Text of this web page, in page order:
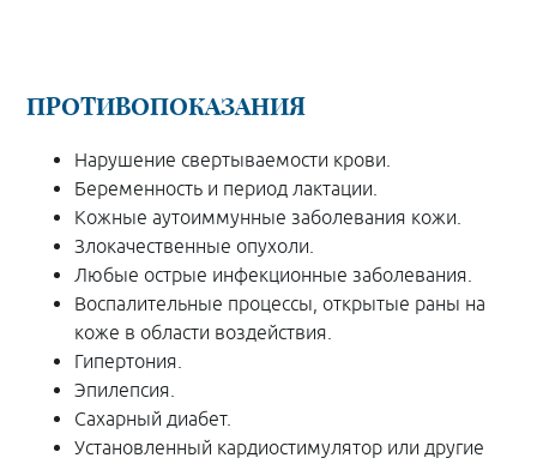
ПРОТИВОПОКАЗАНИЯ
Нарушение свертываемости крови.
Беременность и период лактации.
Кожные аутоиммунные заболевания кожи.
Злокачественные опухоли.
Любые острые инфекционные заболевания.
Воспалительные процессы, открытые раны на
коже в области воздействия.
Гипертония.
Эпилепсия.
Сахарный диабет.
Установленный кардиостимулятор или другие